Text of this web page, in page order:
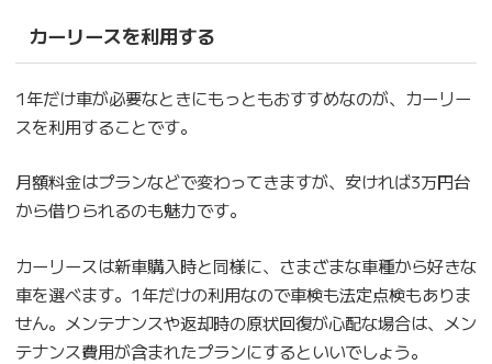
カーリースを利用する
1年だけ車が必要なときにもっともおすすめなのが、カーリー
スを利用することです。
月額料金はプランなどで変わってきますが、安ければ3万円台
から借りられるのも魅力です。
カーリースは新車購入時と同様に、さまざまな車種から好きな
車を選べます。1年だけの利用なので車検も法定点検もありま
せん。メンテナンスや返却時の原状回復が心配な場合は、メン
テナンス費用が含まれたプランにするといいでしょう。